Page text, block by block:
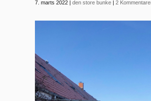
7. marts 2022 | den store bunke | 2